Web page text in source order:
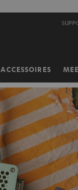
ACCESSOIRES